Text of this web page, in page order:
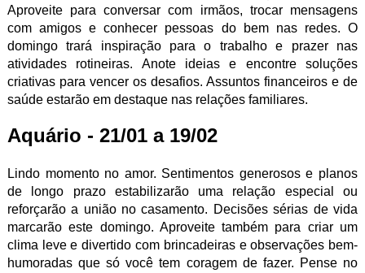
Aproveite para conversar com irmãos, trocar mensagens
com amigos e conhecer pessoas do bem nas redes. O
domingo trará inspiração para o trabalho e prazer nas
atividades rotineiras. Anote ideias e encontre soluções
criativas para vencer os desafios. Assuntos financeiros e de
saúde estarão em destaque nas relações familiares.
Aquário - 21/01 a 19/02
Lindo momento no amor. Sentimentos generosos e planos
de longo prazo estabilizarão uma relação especial ou
reforçarão a união no casamento. Decisões sérias de vida
marcarão este domingo. Aproveite também para criar um
clima leve e divertido com brincadeiras e observações bem-
humoradas que só você tem coragem de fazer. Pense no